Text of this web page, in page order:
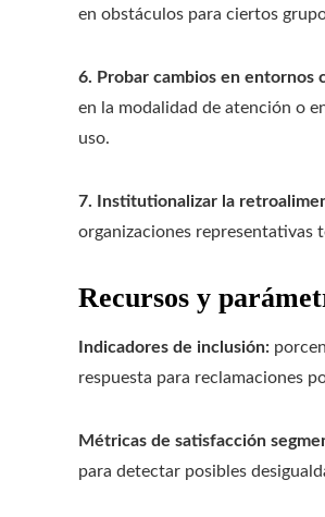
en obstáculos para ciertos
6. Probar cambios en entornos
en la modalidad de atención o
uso.
7. Institutionalizar la
organizaciones representativas
Recursos y
Indicadores de inclusión:
respuesta para reclamaciones
Métricas de satisfacción
para detectar posibles